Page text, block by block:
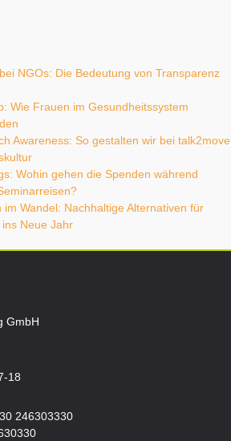
NGOs: Die Bedeutung von Transparenz
Wie Frauen im Gesundheitssystem
Awareness: So gestalten wir bei talk2move
Wohin gehen die Spenden während
im Wandel: Nachhaltige Alternativen für
Neue Jahr
GmbH
18
246303330